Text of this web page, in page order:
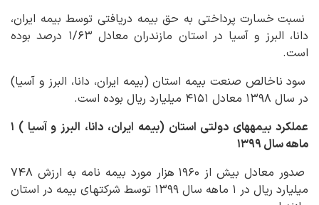
نسبت خسارت پرداختی به حق بیمه دریافتی توسط بیمه ایران،
دانا، البرز و آسیا در استان مازندران معادل ۱/۶۳ درصد بوده
است.
سود ناخالص صنعت بیمه استان (بیمه ایران، دانا، البرز و آسیا)
در سال ۱۳۹۸ معادل ۴۱۵۱ میلیارد ریال بوده است.
عملکرد بیمه‏های دولتی استان (بیمه ایران، دانا، البرز و آسیا ) ۱
ماهه سال ۱۳۹۹
صدور معادل بیش از ۱۹۶۰ هزار مورد بیمه نامه به ارزش ۷۴۸
میلیارد ریال در ۱ ماهه سال ۱۳۹۹ توسط شرکت‏های بیمه در استان